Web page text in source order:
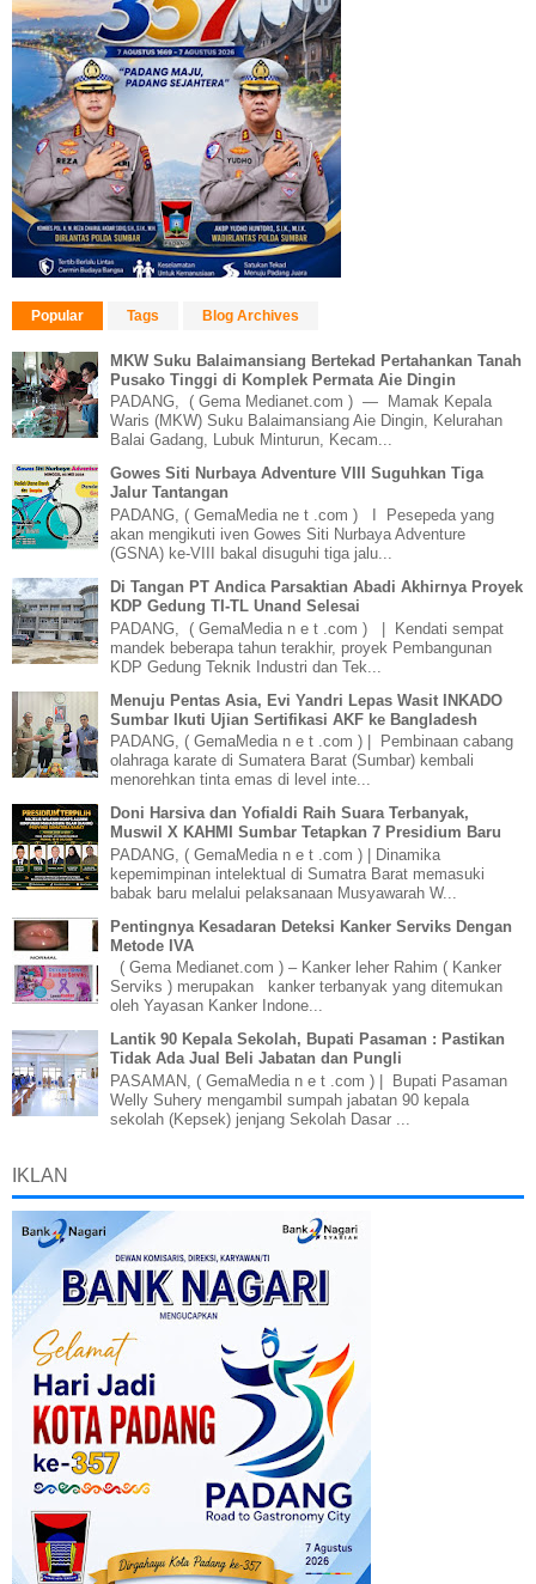
Popular Tags Blog Archives
MKW Suku Balaimansiang Bertekad Pertahankan Tanah
Pusako Tinggi di Komplek Permata Aie Dingin
PADANG, ( Gema Medianet.com ) — Mamak Kepala
Waris (MKW) Suku Balaimansiang Aie Dingin, Kelurahan
Balai Gadang, Lubuk Minturun, Kecam...
Gowes Siti Nurbaya Adventure VIII Suguhkan Tiga
Jalur Tantangan
PADANG, ( GemaMedia ne t .com ) I Pesepeda yang
akan mengikuti iven Gowes Siti Nurbaya Adventure
(GSNA) ke-VIII bakal disuguhi tiga jalu...
Di Tangan PT Andica Parsaktian Abadi Akhirnya Proyek
KDP Gedung TI-TL Unand Selesai
PADANG, ( GemaMedia n e t .com ) | Kendati sempat
mandek beberapa tahun terakhir, proyek Pembangunan
KDP Gedung Teknik Industri dan Tek...
Menuju Pentas Asia, Evi Yandri Lepas Wasit INKADO
Sumbar Ikuti Ujian Sertifikasi AKF ke Bangladesh
PADANG, ( GemaMedia n e t .com ) | Pembinaan cabang
olahraga karate di Sumatera Barat (Sumbar) kembali
menorehkan tinta emas di level inte...
Doni Harsiva dan Yofialdi Raih Suara Terbanyak,
Muswil X KAHMI Sumbar Tetapkan 7 Presidium Baru
PADANG, ( GemaMedia n e t .com ) | Dinamika
kepemimpinan intelektual di Sumatra Barat memasuki
babak baru melalui pelaksanaan Musyawarah W...
Pentingnya Kesadaran Deteksi Kanker Serviks Dengan
Metode IVA
( Gema Medianet.com ) – Kanker leher Rahim ( Kanker
Serviks ) merupakan kanker terbanyak yang ditemukan
oleh Yayasan Kanker Indone...
Lantik 90 Kepala Sekolah, Bupati Pasaman : Pastikan
Tidak Ada Jual Beli Jabatan dan Pungli
PASAMAN, ( GemaMedia n e t .com ) | Bupati Pasaman
Welly Suhery mengambil sumpah jabatan 90 kepala
sekolah (Kepsek) jenjang Sekolah Dasar ...
IKLAN